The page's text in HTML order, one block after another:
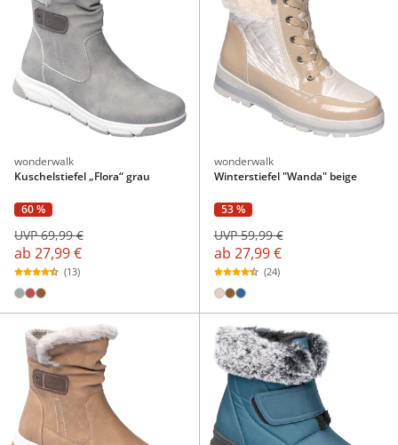
wonderwalk
Kuschelstiefel „Flora“ grau
60 %
ab 27,99 €
UVP 69,99 €
(13)
wonderwalk
Winterstiefel "Wanda" beige
53 %
ab 27,99 €
UVP 59,99 €
(24)